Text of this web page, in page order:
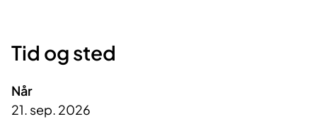
Tid og sted
Når
21. sep. 2026